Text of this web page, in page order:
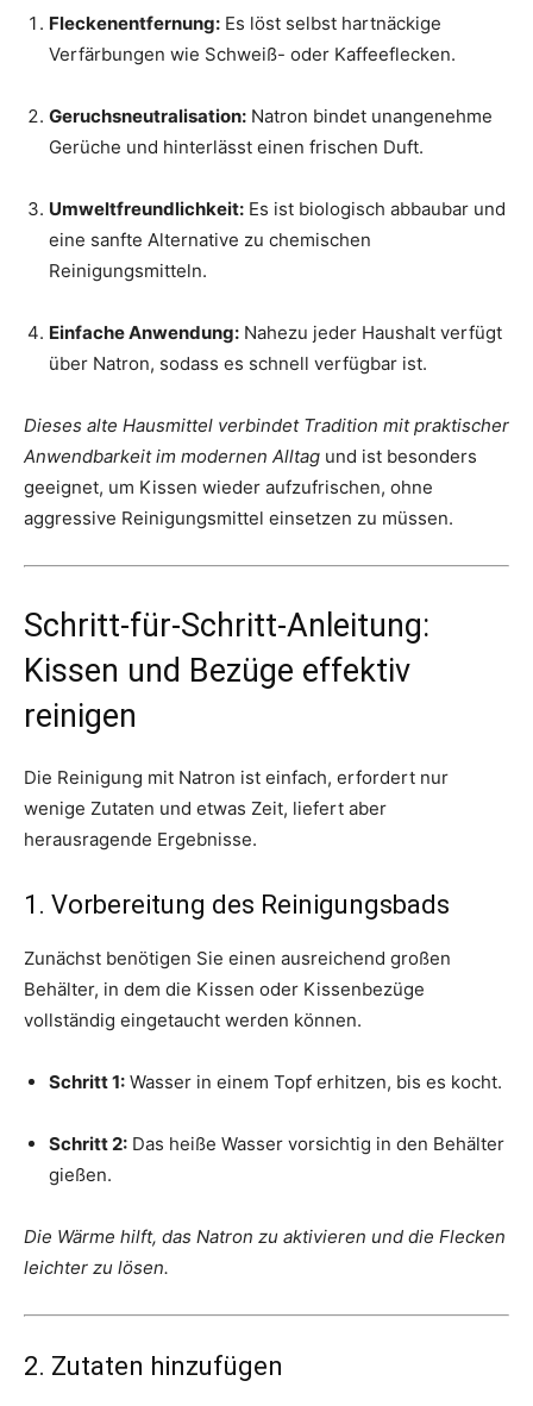
Fleckenentfernung: Es löst selbst hartnäckige
Verfärbungen wie Schweiß- oder Kaffeeflecken.
Geruchsneutralisation: Natron bindet unangenehme
Gerüche und hinterlässt einen frischen Duft.
Umweltfreundlichkeit: Es ist biologisch abbaubar und
eine sanfte Alternative zu chemischen
Reinigungsmitteln.
Einfache Anwendung: Nahezu jeder Haushalt verfügt
über Natron, sodass es schnell verfügbar ist.
Dieses alte Hausmittel verbindet Tradition mit praktischer
Anwendbarkeit im modernen Alltag und ist besonders
geeignet, um Kissen wieder aufzufrischen, ohne
aggressive Reinigungsmittel einsetzen zu müssen.
Schritt-für-Schritt-Anleitung:
Kissen und Bezüge effektiv
reinigen
Die Reinigung mit Natron ist einfach, erfordert nur
wenige Zutaten und etwas Zeit, liefert aber
herausragende Ergebnisse.
1. Vorbereitung des Reinigungsbads
Zunächst benötigen Sie einen ausreichend großen
Behälter, in dem die Kissen oder Kissenbezüge
vollständig eingetaucht werden können.
Schritt 1: Wasser in einem Topf erhitzen, bis es kocht.
Schritt 2: Das heiße Wasser vorsichtig in den Behälter
gießen.
Die Wärme hilft, das Natron zu aktivieren und die Flecken
leichter zu lösen.
2. Zutaten hinzufügen